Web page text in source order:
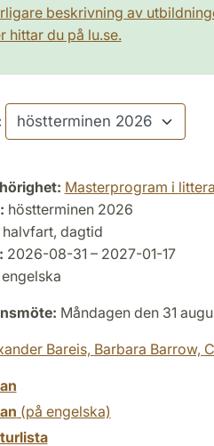
beskrivning av
hittar du på lu.se.
Masterprogram i
höstterminen 2026
halvfart, dagtid
2026-08-31 – 2027-01-17
engelska
Måndagen den 31
Bareis, Barbara Barrow,
(på engelska)